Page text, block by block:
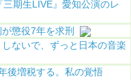
三期生LIVE』愛知公演のレ
懲役7年を求刑
ないで、ずっと日本の音楽
後増税する。私の覚悟